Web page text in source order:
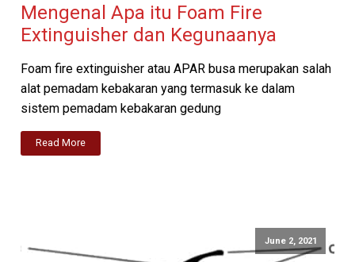
Mengenal Apa itu Foam Fire
Extinguisher dan Kegunaanya
Foam fire extinguisher atau APAR busa merupakan salah
alat pemadam kebakaran yang termasuk ke dalam
sistem pemadam kebakaran gedung
Read More
June 2, 2021